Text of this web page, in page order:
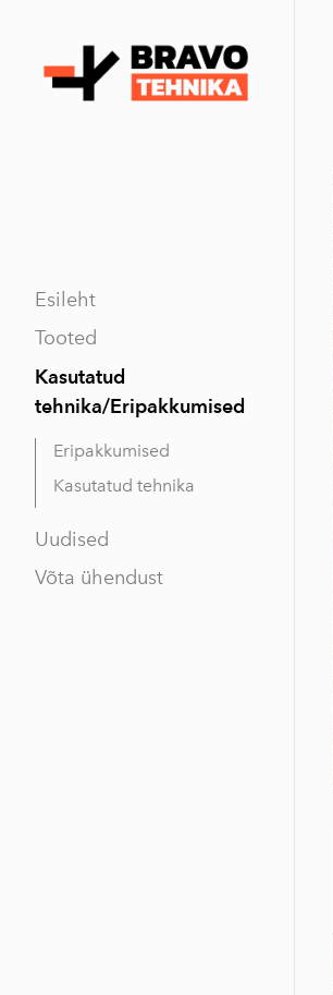
Esileht
Tooted
Kasutatud
tehnika/Eripakkumised
Eripakkumised
Kasutatud tehnika
Uudised
Võta ühendust